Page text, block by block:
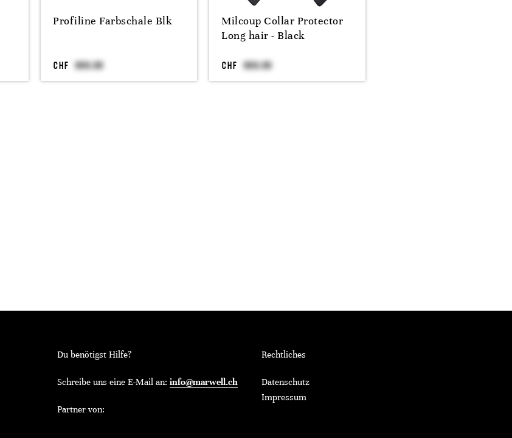
Profiline Farbschale Blk
CHF
Milcoup Collar Protector
Long hair - Black
CHF
Du benötigst Hilfe?
Schreibe uns eine E-Mail an: info@marwell.ch
Partner von:
Rechtliches
Datenschutz
Impressum